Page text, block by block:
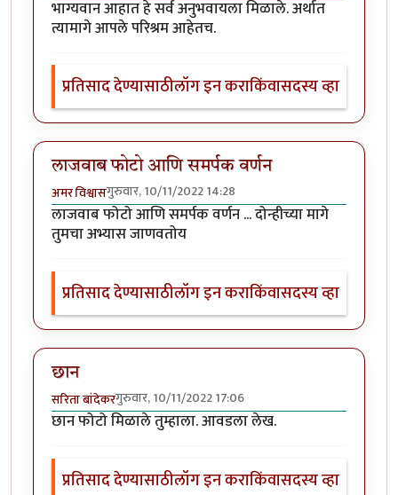
भाग्यवान आहात हे सर्व अनुभवायला मिळाले. अर्थात
त्यामागे आपले परिश्रम आहेतच.
प्रतिसाद देण्यासाठीलॉग इन कराकिंवासदस्य व्हा
लाजवाब फोटो आणि समर्पक वर्णन
अमर विश्वासगुरुवार, 10/11/2022 14:28
लाजवाब फोटो आणि समर्पक वर्णन ... दोन्हीच्या मागे
तुमचा अभ्यास जाणवतोय
प्रतिसाद देण्यासाठीलॉग इन कराकिंवासदस्य व्हा
छान
सरिता बांदेकरगुरुवार, 10/11/2022 17:06
छान फोटो मिळाले तुम्हाला. आवडला लेख.
प्रतिसाद देण्यासाठीलॉग इन कराकिंवासदस्य व्हा